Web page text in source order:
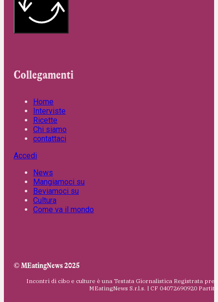
Collegamenti
Home
Interviste
Ricette
Chi siamo
contattaci
Accedi
News
Mangiamoci su
Beviamoci su
Cultura
Come va il mondo
© MEatingNews 2025
Incontri di cibo e culture è una Testata Giornalistica Registrata
MEatingNews S.r.l.s. | CF 04072690920